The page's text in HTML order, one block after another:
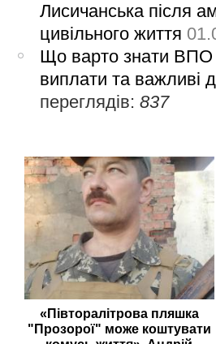
Лисичанська після
цивільного життя
Що варто знати ВПО
виплати та важливі
переглядів:837
«Півторалітрова пляшка
"Прозорої" може коштувати